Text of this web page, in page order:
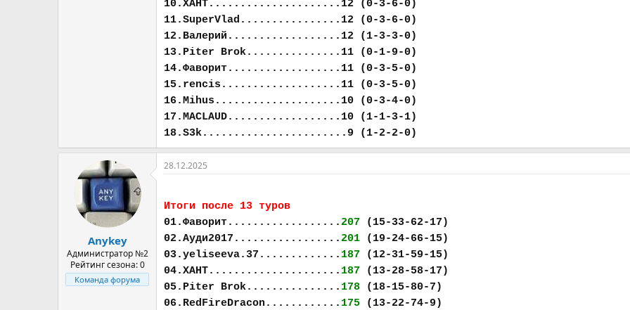
10.ХАНТ.....................12 (0-3-6-0)
11.SuperVlad................12 (0-3-6-0)
12.Валерий..................12 (1-3-3-0)
13.Piter Brok...............11 (0-1-9-0)
14.Фаворит..................11 (0-3-5-0)
15.rencis...................11 (0-3-5-0)
16.Mihus....................10 (0-3-4-0)
17.MACLAUD..................10 (1-1-3-1)
18.S3k.......................9 (1-2-2-0)
Anykey
Администратор №2
Рейтинг сезона: 0
Команда форума
28.12.2025
Итоги после 13 туров
01.Фаворит..................207 (15-33-62-17)
02.Ауди2017.................201 (19-24-66-15)
03.yeliseeva.37............. 187 (12-31-59-15)
04.ХАНТ..................... 187 (13-28-58-17)
05.Piter Brok............... 178 (18-15-80-7)
06.RedFireDracon............ 175 (13-22-74-9)